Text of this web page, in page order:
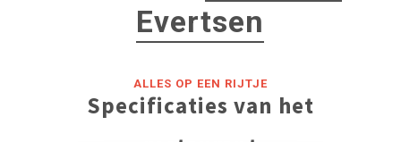
Evertsen
ALLES OP EEN RIJTJE
Specificaties van het